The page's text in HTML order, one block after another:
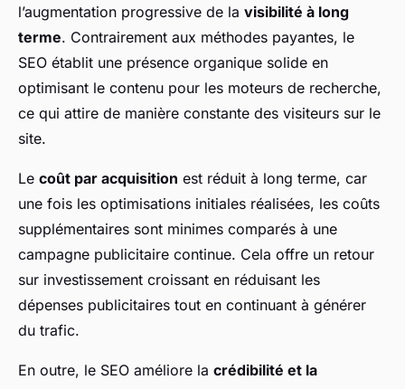
l’augmentation progressive de la visibilité à long
terme. Contrairement aux méthodes payantes, le
SEO établit une présence organique solide en
optimisant le contenu pour les moteurs de recherche,
ce qui attire de manière constante des visiteurs sur le
site.
Le coût par acquisition est réduit à long terme, car
une fois les optimisations initiales réalisées, les coûts
supplémentaires sont minimes comparés à une
campagne publicitaire continue. Cela offre un retour
sur investissement croissant en réduisant les
dépenses publicitaires tout en continuant à générer
du trafic.
En outre, le SEO améliore la crédibilité et la